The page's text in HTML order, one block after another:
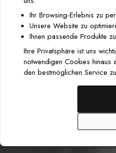
Blumendesign in Ihr
die jeden verzaubern wird,
einem dunklen Hintergrund
mysteriös
jedem Raum hervorragend
Ihr Browsing-Erlebnis zu
Unsere Website zu
Ihnen passende Produkte
Ihre Privatsphäre ist uns
notwendigen Cookies hinaus
den bestmöglichen Service